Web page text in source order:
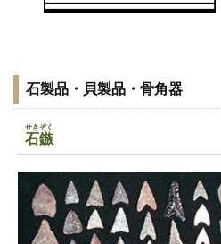
石製品・貝製品・骨角器
石鏃
せきぞく